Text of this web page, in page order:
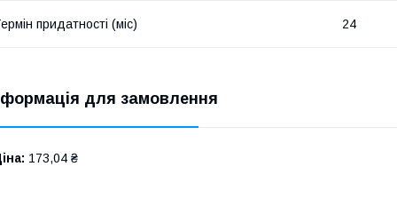
придатності (міс) 24
для замовлення
173,04 ₴